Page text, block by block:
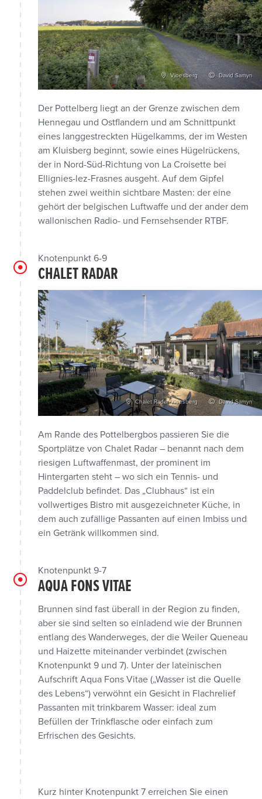
Vloesberg David Samyn
Der Pottelberg liegt an der Grenze zwischen dem
Hennegau und Ostflandern und am Schnittpunkt
eines langgestreckten Hügelkamms, der im Westen
am Kluisberg beginnt, sowie eines Hügelrückens,
der in Nord-Süd-Richtung von La Croisette bei
Ellignies-lez-Frasnes ausgeht. Auf dem Gipfel
stehen zwei weithin sichtbare Masten: der eine
gehört der belgischen Luftwaffe und der ander dem
wallonischen Radio- und Fernsehsender RTBF.
Knotenpunkt 6-9
CHALET RADAR
Chalet Radar Vloesberg David Samyn
Am Rande des Pottelbergbos passieren Sie die
Sportplätze von Chalet Radar – benannt nach dem
riesigen Luftwaffenmast, der prominent im
Hintergarten steht – wo sich ein Tennis- und
Paddelclub befindet. Das „Clubhaus“ ist ein
vollwertiges Bistro mit ausgezeichneter Küche, in
dem auch zufällige Passanten auf einen Imbiss und
ein Getränk willkommen sind.
Knotenpunkt 9-7
AQUA FONS VITAE
Brunnen sind fast überall in der Region zu finden,
aber sie sind selten so einladend wie der Brunnen
entlang des Wanderweges, der die Weiler Queneau
und Haizette miteinander verbindet (zwischen
Knotenpunkt 9 und 7). Unter der lateinischen
Aufschrift Aqua Fons Vitae („Wasser ist die Quelle
des Lebens“) verwöhnt ein Gesicht in Flachrelief
Passanten mit trinkbarem Wasser: ideal zum
Befüllen der Trinkflasche oder einfach zum
Erfrischen des Gesichts.
Kurz hinter Knotenpunkt 7 erreichen Sie einen